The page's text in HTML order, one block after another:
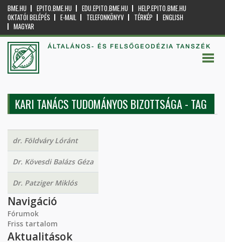
BME.HU EPITO.BME.HU EDU.EPITO.BME.HU
HELP.EPITO.BME.HU
OKTATÓI BELÉPÉS
E-MAIL TELEFONKÖNYV TÉRKÉP
ENGLISH
MAGYAR
ÁLTALÁNOS- ÉS FELSŐGEODÉZIA TANSZÉK
KARI TANÁCS TUDOMÁNYOS BIZOTTSÁGA - TAG
dr. Földváry Lóránt
Dr. Kövesdi Balázs Géza
Dr. Patziger Miklós
Navigáció
Fórumok
Friss tartalom
Aktualitások